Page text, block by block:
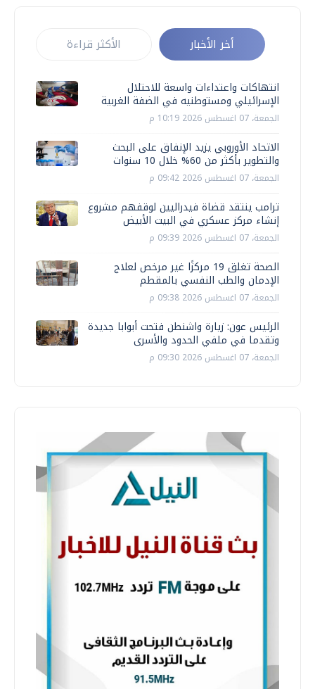
أخر الأخبار الأكثر قراءة
انتهاكات واعتداءات واسعة للاحتلال
الإسرائيلي ومستوطنيه في الضفة الغربية
الجمعة، 07 اغسطس 2026 10:19 م
الاتحاد الأوروبي يزيد الإنفاق على البحث
والتطوير بأكثر من 60% خلال 10 سنوات
الجمعة، 07 اغسطس 2026 09:42 م
ترامب ينتقد قضاة فيدراليين لوقفهم مشروع
إنشاء مركز عسكري في البيت الأبيض
الجمعة، 07 اغسطس 2026 09:39 م
الصحة تغلق 19 مركزًا غير مرخص لعلاج
الإدمان والطب النفسي بالمقطم
الجمعة، 07 اغسطس 2026 09:38 م
الرئيس عون: زيارة واشنطن فتحت أبوابا جديدة
وتقدما في ملفي الحدود والأسرى
الجمعة، 07 اغسطس 2026 09:30 م